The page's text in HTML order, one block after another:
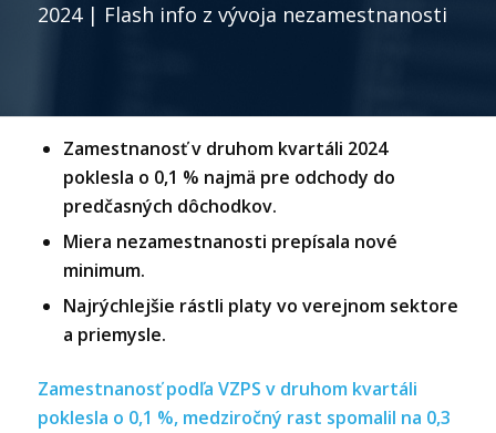
2024 | Flash info z vývoja nezamestnanosti
Zamestnanosť v druhom kvartáli 2024
poklesla o 0,1 % najmä pre odchody do
predčasných dôchodkov.
Miera nezamestnanosti prepísala nové
minimum.
Najrýchlejšie rástli platy vo verejnom sektore
a priemysle.
Zamestnanosť podľa VZPS v druhom kvartáli
poklesla o 0,1 %, medziročný rast spomalil na 0,3